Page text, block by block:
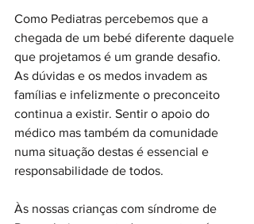
Como Pediatras percebemos que a
chegada de um bebé diferente daquele
que projetamos é um grande desafio.
As dúvidas e os medos invadem as
famílias e infelizmente o preconceito
continua a existir. Sentir o apoio do
médico mas também da comunidade
numa situação destas é essencial e
responsabilidade de todos.
Às nossas crianças com síndrome de